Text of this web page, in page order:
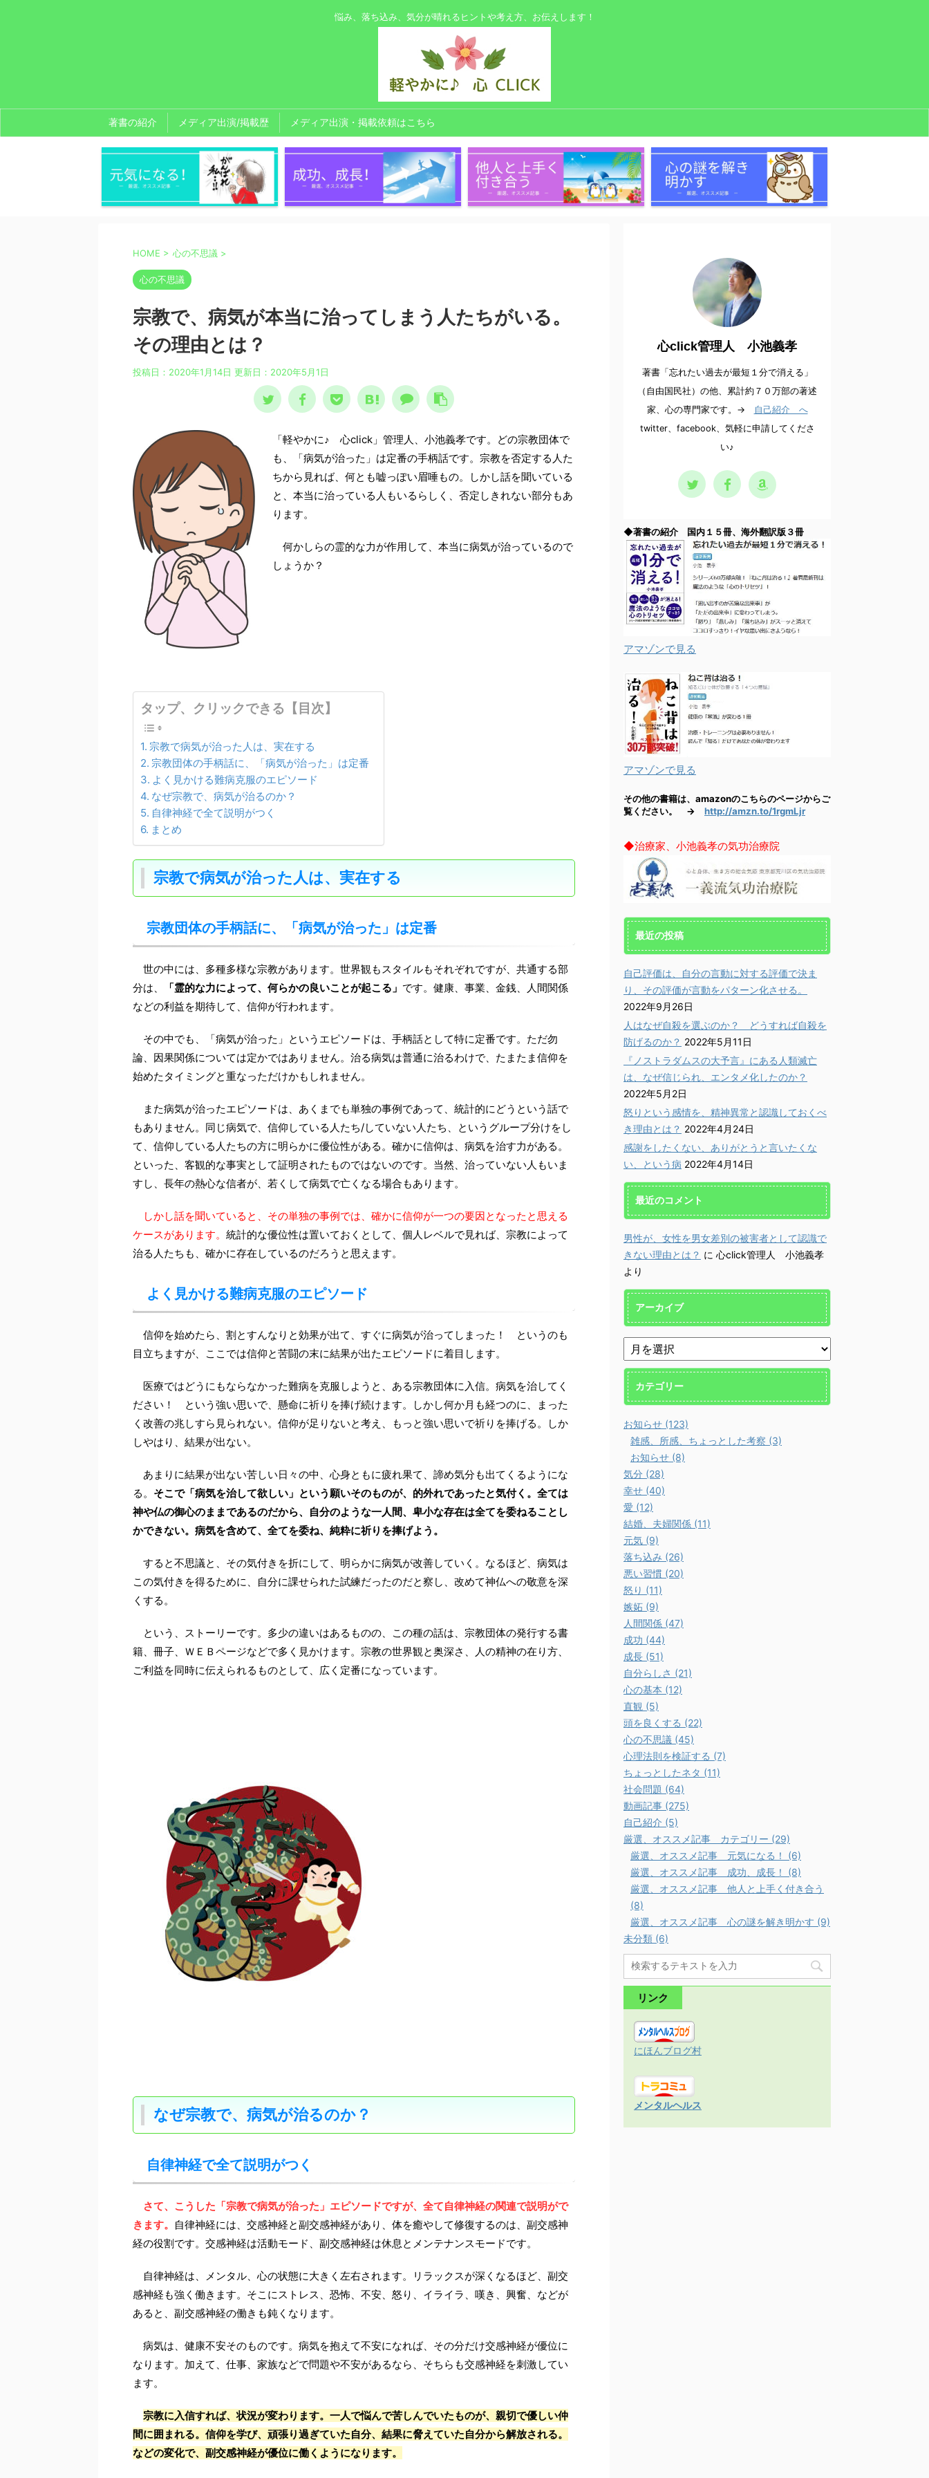
悩み、落ち込み、気分が晴れるヒントや考え方、お伝えします！
著書の紹介 メディア出演/掲載歴 メディア出演・掲載依頼はこちら
HOME > 心の不思議 >
心の不思議
宗教で、病気が本当に治ってしまう人たちがいる。
その理由とは？
投稿日：2020年1月14日 更新日： 2020年5月1日
「軽やかに♪ 心click」管理人、小池義孝です。どの宗教団体で
も、「病気が治った」は定番の手柄話です。宗教を否定する人た
ちから見れば、何とも嘘っぽい眉唾もの。しかし話を聞いている
と、本当に治っている人もいるらしく、否定しきれない部分もあ
ります。
何かしらの霊的な力が作用して、本当に病気が治っているので
しょうか？
タップ、クリックできる【目次】
宗教で病気が治った人は、実在する
宗教団体の手柄話に、「病気が治った」は定番
よく見かける難病克服のエピソード
なぜ宗教で、病気が治るのか？
自律神経で全て説明がつく
まとめ
宗教で病気が治った人は、実在する
宗教団体の手柄話に、「病気が治った」は定番
世の中には、多種多様な宗教があります。世界観もスタイルもそれぞれですが、共通する部
分は、
「霊的な力によって、何らかの良いことが起こる」 です。健康、事業、金銭、人間関係
などの利益を期待して、信仰が行われます。
その中でも、「病気が治った」というエピソードは、手柄話として特に定番です。ただ勿
論、因果関係については定かではありません。治る病気は普通に治るわけで、たまたま信仰を
始めたタイミングと重なっただけかもしれません。
また病気が治ったエピソードは、あくまでも単独の事例であって、統計的にどうという話で
もありません。同じ病気で、信仰している人たち/していない人たち、というグループ分けをし
て、信仰している人たちの方に明らかに優位性がある。確かに信仰は、病気を治す力がある。
といった、客観的な事実として証明されたものではないのです。当然、治っていない人もいま
すし、長年の熱心な信者が、若くして病気で亡くなる場合もあります。
しかし話を聞いていると、その単独の事例では、確かに信仰が一つの要因となったと思える
ケースがあります。 統計的な優位性は置いておくとして、個人レベルで見れば、宗教によって
治る人たちも、確かに存在しているのだろうと思えます。
よく見かける難病克服のエピソード
信仰を始めたら、割とすんなりと効果が出て、すぐに病気が治ってしまった！ というのも
目立ちますが、ここでは信仰と苦闘の末に結果が出たエピソードに着目します。
医療ではどうにもならなかった難病を克服しようと、ある宗教団体に入信。病気を治してく
ださい！ という強い思いで、懸命に祈りを捧げ続けます。しかし何か月も経つのに、まった
く改善の兆しすら見られない。信仰が足りないと考え、もっと強い思いで祈りを捧げる。しか
しやはり、結果が出ない。
あまりに結果が出ない苦しい日々の中、心身ともに疲れ果て、諦め気分も出てくるようにな
る。 そこで「病気を治して欲しい」という願いそのものが、的外れであったと気付く。全ては
神や仏の御心のままであるのだから、自分のような一人間、卑小な存在は全てを委ねることし
かできない。病気を含めて、全てを委ね、純粋に祈りを捧げよう。
すると不思議と、その気付きを折にして、明らかに病気が改善していく。なるほど、病気は
この気付きを得るために、自分に課せられた試練だったのだと察し、改めて神仏への敬意を深
くする。
という、ストーリーです。多少の違いはあるものの、この種の話は、宗教団体の発行する書
籍、冊子、ＷＥＢページなどで多く見かけます。宗教の世界観と奥深さ、人の精神の在り方、
ご利益を同時に伝えられるものとして、広く定番になっています。
なぜ宗教で、病気が治るのか？
自律神経で全て説明がつく
さて、こうした「宗教で病気が治った」エピソードですが、全て自律神経の関連で説明がで
きます。
自律神経には、交感神経と副交感神経があり、体を癒やして修復するのは、副交感神
経の役割です。交感神経は活動モード、副交感神経は休息とメンテナンスモードです。
自律神経は、メンタル、心の状態に大きく左右されます。リラックスが深くなるほど、副交
感神経も強く働きます。そこにストレス、恐怖、不安、怒り、イライラ、嘆き、興奮、などが
あると、副交感神経の働きも鈍くなります。
病気は、健康不安そのものです。病気を抱えて不安になれば、その分だけ交感神経が優位に
なります。加えて、仕事、家族などで問題や不安があるなら、そちらも交感神経を刺激してい
ます。
宗教に入信すれば、状況が変わります。一人で悩んで苦しんでいたものが、親切で優しい仲
間に囲まれる。信仰を学び、頑張り過ぎていた自分、結果に脅えていた自分から解放される。
などの変化で、副交感神経が優位に働くようになります。
心click管理人 小池義孝
著書「忘れたい過去が最短１分で消える」
（自由国民社）の他、累計約７０万部の著述
家、心の専門家です。→ 自己紹介 へ
twitter、facebook、気軽に申請してくださ
い♪
◆著書の紹介 国内１５冊、海外翻訳版３冊
アマゾンで見る
アマゾンで見る
その他の書籍は、amazonのこちらのページからご
覧ください。 → http://amzn.to/1rgmLjr
◆治療家、小池義孝の気功治療院
最近の投稿
自己評価は、自分の言動に対する評価で決ま
り、その評価が言動をパターン化させる。
2022年9月26日
人はなぜ自殺を選ぶのか？ どうすれば自殺を
防げるのか？ 2022年5月11日
『ノストラダムスの大予言』にある人類滅亡
は、なぜ信じられ、エンタメ化したのか？
2022年5月2日
怒りという感情を、精神異常と認識しておくべ
き理由とは？ 2022年4月24日
感謝をしたくない、ありがとうと言いたくな
い、という病 2022年4月14日
最近のコメント
男性が、女性を男女差別の被害者として認識で
きない理由とは？ に 心click管理人 小池義孝
より
アーカイブ
カテゴリー
お知らせ (123)
雑感、所感、ちょっとした考察 (3)
お知らせ (8)
気分 (28)
幸せ (40)
愛 (12)
結婚、夫婦関係 (11)
元気 (9)
落ち込み (26)
悪い習慣 (20)
怒り (11)
嫉妬 (9)
人間関係 (47)
成功 (44)
成長 (51)
自分らしさ (21)
心の基本 (12)
直観 (5)
頭を良くする (22)
心の不思議 (45)
心理法則を検証する (7)
ちょっとしたネタ (11)
社会問題 (64)
動画記事 (275)
自己紹介 (5)
厳選、オススメ記事 カテゴリー (29)
厳選、オススメ記事 元気になる！ (6)
厳選、オススメ記事 成功、成長！ (8)
厳選、オススメ記事 他人と上手く付き合う
(8)
厳選、オススメ記事 心の謎を解き明かす (9)
未分類 (6)
リンク
にほんブログ村
メンタルヘルス